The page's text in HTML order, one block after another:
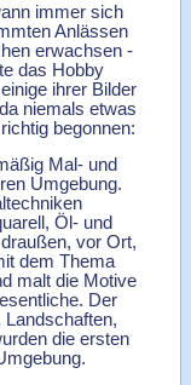
immer sich
Anlässen
erwachsen -
das Hobby
ihrer Bilder
niemals etwas
begonnen:
Mal- und
Umgebung.
Öl- und
vor Ort,
dem Thema
malt die Motive
Der
Landschaften,
die ersten